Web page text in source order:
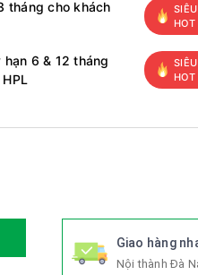
tháng cho khách
HOT
6 & 12 tháng
HOT
Giao hàng
Nội thành Đà